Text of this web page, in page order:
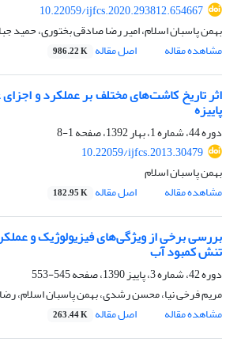
10.22059/ijfcs.2020.293812.654667
بهمن پاسبان اسلام، امیر رضا صادقی بختوری، حمید
مشاهده مقاله
اصل مقاله 986.22 K
اثر تاریخ‌ کاشت‌های مختلف بر عملکرد و اجزای
پاییزه
دوره 44، شماره 1، بهار 1392، صفحه
1-8
10.22059/ijfcs.2013.30479
بهمن پاسبان اسلام
مشاهده مقاله
اصل مقاله 182.95 K
بررسی برخی از ویژگی‌های فیزیولوژیک و
تنش کمبود آب
دوره 42، شماره 3، پاییز 1390، صفحه
545-553
مریم فرخی نیا، محسن رشدی، بهمن پاسبان اسلام،
مشاهده مقاله
اصل مقاله 263.44 K